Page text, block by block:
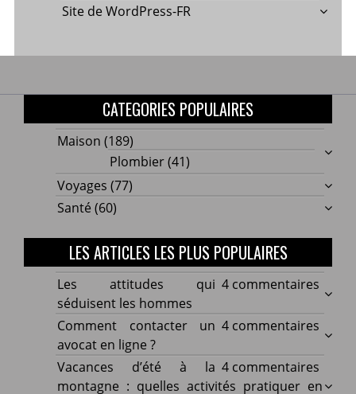
Site de WordPress-FR
CATEGORIES POPULAIRES
Maison (189)
Plombier(41)
Voyages (77)
Santé (60)
LES ARTICLES LES PLUS POPULAIRES
4 commentaires
Les
qui
Les attitudes qui
séduisent les hommes
4 commentaires
un
Comment contacter un
avocat en ligne ?
4 commentaires
Vacances d’été à la
montagne : quelles activités pratiquer en